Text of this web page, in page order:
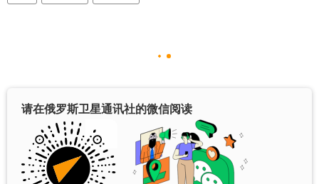
请在俄罗斯卫星通讯社的微信阅读